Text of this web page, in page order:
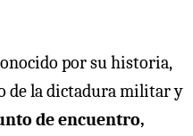
por su historia,
de la dictadura militar y
de encuentro,